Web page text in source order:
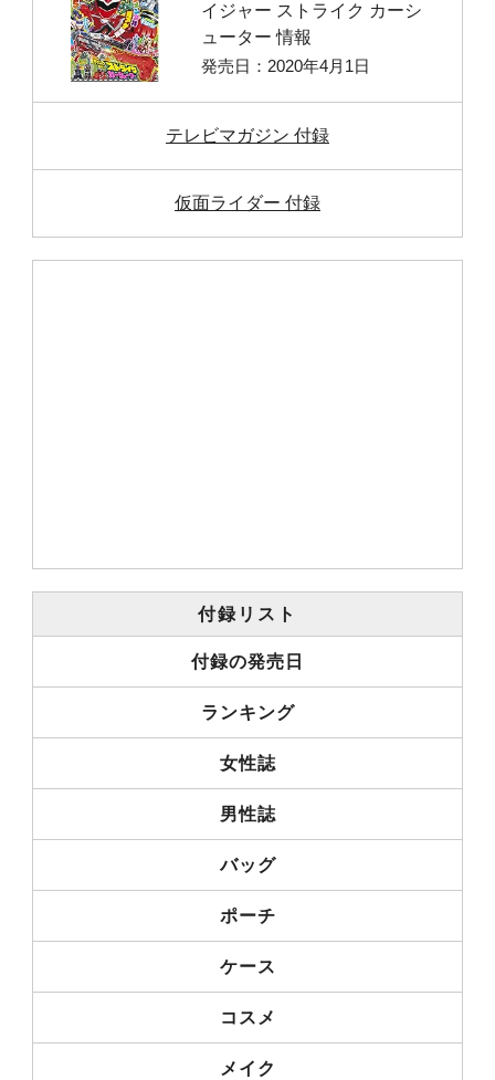
イジャー ストライク カーシ
ューター 情報
発売日：2020年4月1日
テレビマガジン 付録
仮面ライダー 付録
付録リスト
付録の発売日
ランキング
女性誌
男性誌
バッグ
ポーチ
ケース
コスメ
メイク